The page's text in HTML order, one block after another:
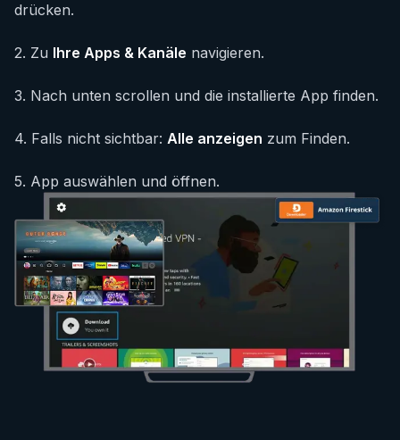
drücken.
2. Zu Ihre Apps & Kanäle navigieren.
3. Nach unten scrollen und die installierte App finden.
4. Falls nicht sichtbar: Alle anzeigen zum Finden.
5. App auswählen und öffnen.